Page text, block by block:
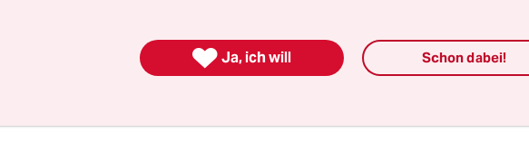
in Kaschmir. „Wir drängen darauf, die
Rechte zu respektieren und mit den betroffenen
 Ja, ich will Schon dabei!